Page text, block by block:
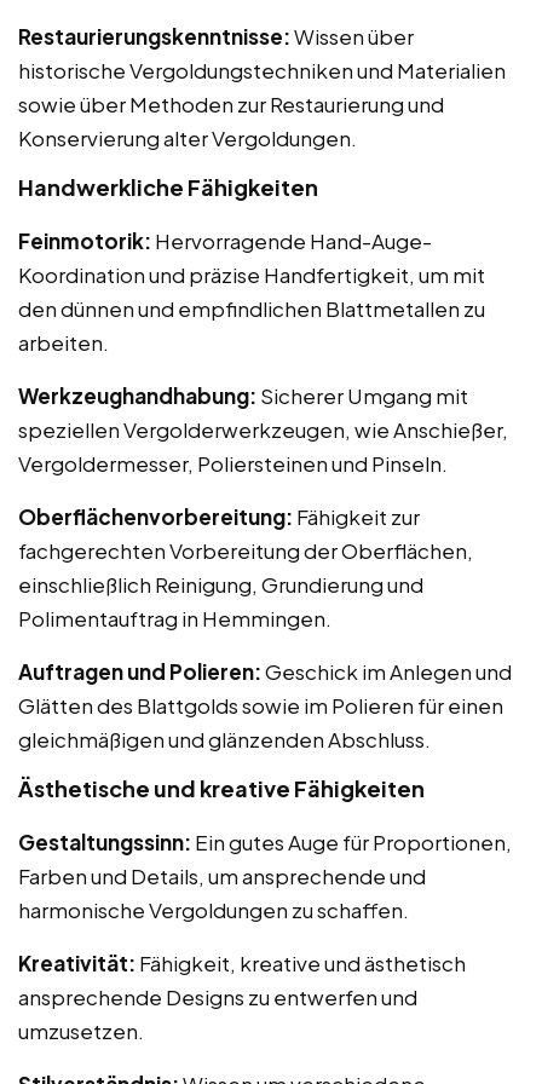
Restaurierungskenntnisse:Wissen über
historische Vergoldungstechniken und Materialien
sowie über Methoden zur Restaurierung und
Konservierung alter Vergoldungen.
Handwerkliche Fähigkeiten
Feinmotorik: Hervorragende Hand-Auge-
Koordination und präzise Handfertigkeit, um mit
den dünnen und empfindlichen Blattmetallen zu
arbeiten.
Werkzeughandhabung: Sicherer Umgang mit
speziellen Vergolderwerkzeugen, wie Anschießer,
Vergoldermesser, Poliersteinen und Pinseln.
Oberflächenvorbereitung: Fähigkeit zur
fachgerechten Vorbereitung der Oberflächen,
einschließlich Reinigung, Grundierung und
Polimentauftrag in Hemmingen.
Auftragen und Polieren:Geschick im Anlegen und
Glätten des Blattgolds sowie im Polieren für einen
gleichmäßigen und glänzenden Abschluss.
Ästhetische und kreative Fähigkeiten
Gestaltungssinn: Ein gutes Auge für Proportionen,
Farben und Details, um ansprechende und
harmonische Vergoldungen zu schaffen.
Kreativität: Fähigkeit, kreative und ästhetisch
ansprechende Designs zu entwerfen und
umzusetzen.